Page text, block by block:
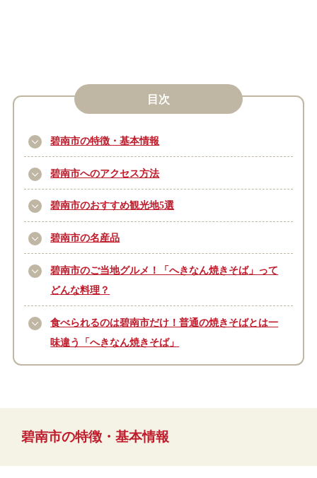
目次
碧南市の特徴・基本情報
碧南市へのアクセス方法
碧南市のおすすめ観光地5選
碧南市の名産品
碧南市のご当地グルメ！「へきなん焼きそば」って
どんな料理？
食べられるのは碧南市だけ！普通の焼きそばとは一
味違う「へきなん焼きそば」
碧南市の特徴・基本情報